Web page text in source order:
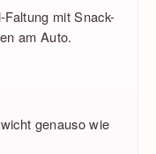
mit Snack-
am Auto.
genauso wie